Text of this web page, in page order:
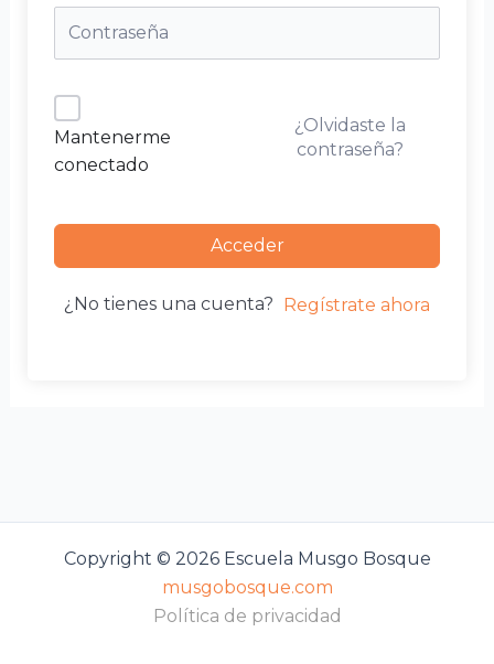
Mantenerme
conectado
¿Olvidaste la
contraseña?
Acceder
¿No tienes una cuenta? Regístrate ahora
Copyright © 2026 Escuela Musgo Bosque
musgobosque.com
Política de privacidad